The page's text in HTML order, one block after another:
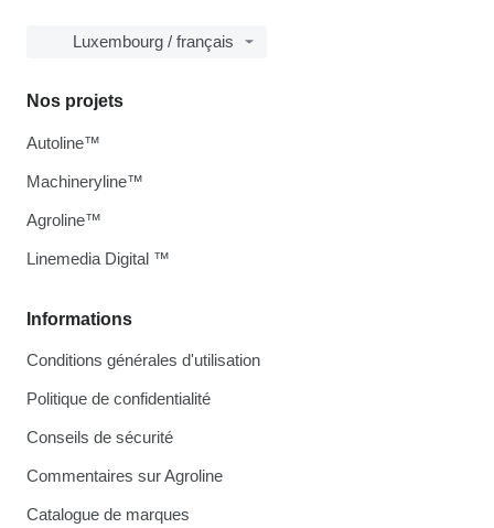
Luxembourg / français
Informations
Conditions générales d'utilisation
Politique de confidentialité
Conseils de sécurité
Commentaires sur Agroline
Catalogue de marques
Nos projets
Autoline™
Machineryline™
Agroline™
Linemedia Digital ™